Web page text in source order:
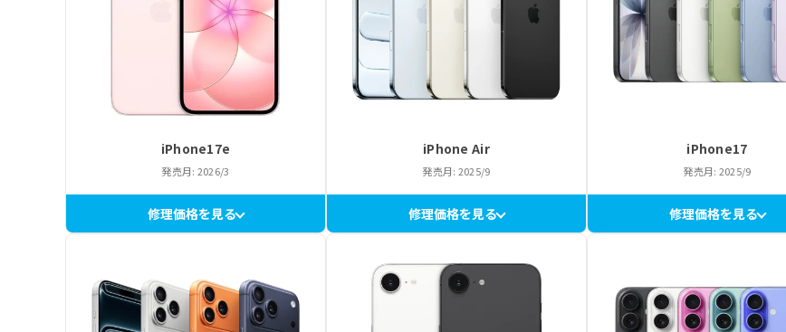
iPhone17e
発売月: 2026/3
修理価格を見る
iPhone Air
発売月: 2025/9
修理価格を見る
iPhone17
発売月: 2025/9
修理価格を見る